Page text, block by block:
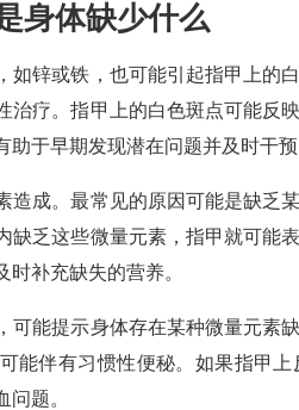
身体缺少什么
如锌或铁，也可能引起指甲上的
治疗。指甲上的白色斑点可能反
于早期发现潜在问题并及时干预
造成。最常见的原因可能是缺乏
缺乏这些微量元素，指甲就可能
补充缺失的营养。
可能提示身体存在某种微量元素
能伴有习惯性便秘。如果指甲
题。